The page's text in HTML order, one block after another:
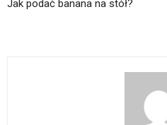
Jak podać banana na stół?